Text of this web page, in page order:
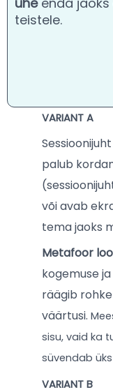
teistele.
VARIANT A
palub
või avab
tema jaoks
Metafoor
kogemuse
räägib
väärtusi.
sisu, vaid ka
süvendab
VARIANT B